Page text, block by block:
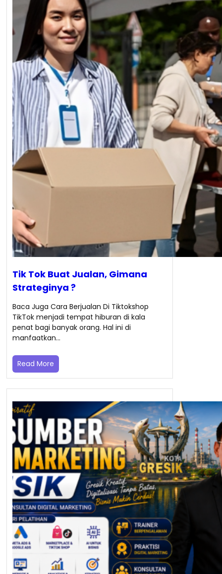
Tik Tok Buat Jualan, Gimana
Strateginya ?
Baca Juga Cara Berjualan Di Tiktokshop
TikTok menjadi tempat hiburan di kala
penat bagi banyak orang. Hal ini di
manfaatkan…
Read More